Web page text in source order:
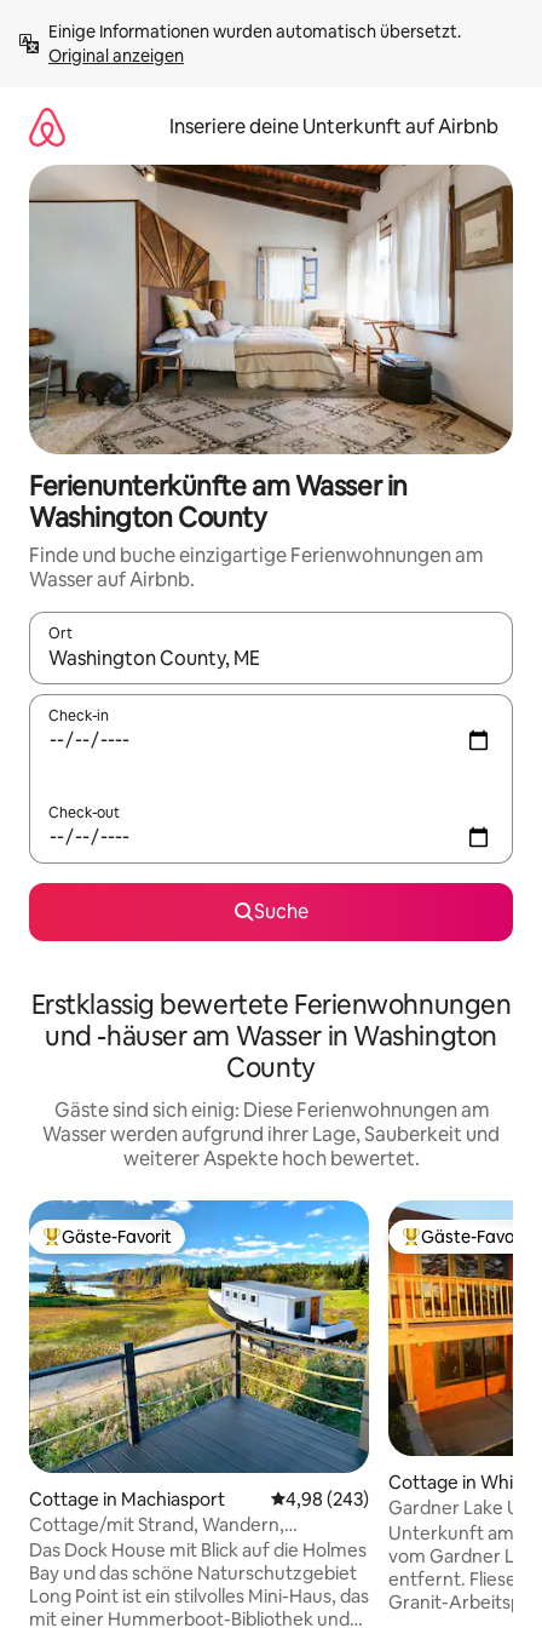
Inhalten
springenOriginal anzeigen
Inseriere deine Unterkunft auf Airbnb
Ferienunterkünfte am Wasser in
Washington County
Finde und buche einzigartige Ferienwohnungen am
Wasser auf Airbnb.
Ort
Wenn Ergebnisse verfügbar sind, navigiere mit den
Check-in
Check-out
Suche
Erstklassig bewertete Ferienwohnungen
und -häuser am Wasser in Washington
County
Gäste sind sich einig: Diese Ferienwohnungen am
Wasser werden aufgrund ihrer Lage, Sauberkeit und
weiterer Aspekte hoch bewertet.
Beliebter Gäste-Favorit.
Gäste-Favorit
Cottage in Machiasport Durchschnittliche Bewertung:
4,98 (243)
Cottage/mit Strand, Wandern,
Bootslounge, auf HBO gezeigt
Das Dock House mit Blick auf die Holmes
Bay und das schöne Naturschutzgebiet
Long Point ist ein stilvolles Mini-Haus, das
mit einer Hummerboot-Bibliothek und
Beliebter Gäste-
Gäste-Favorit
Cottage in
Gardner Lake
und Aussicht
Unterkunft am
vom Gardner
entfernt. Fliesenböden, Holzinnenraum,
Granit-